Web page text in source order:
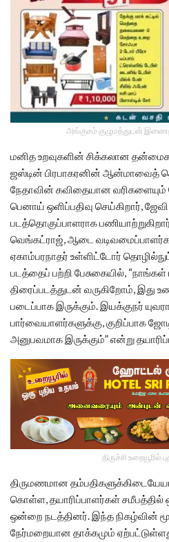
அங்குசம் குழுமத்துடன்
மனித உறவுகளின் சிக்கலான
ஜஸ்டின் பிரபாகரனின் ஆன்மாவைத்
நேதாவின் கவிதையான
பெனாய் ஒளிப்பதிவு செய்கிறார்,
படத்தொகுப்பாளராக
வெங்கட்ராஜ், ஆடை
ஏகாம்பரநாதர் உள்ளிட்டோர்
படத்தைப் பற்றி பேசுகையில்,
திரைப்படத்துடன் வருகிறோம், இது
படைப்பாக இருக்கும். இயக்குநர்
பார்வையாளர்களுக்கு, குறிப்பாக
அனுபவமாக இருக்கும்” என்று
திருச்சி உறையூரில்
திருமணமான
கொள்ள, தயாரிப்பாளர்கள் சமீபத்தில்
ஒன்றை நடத்தினர். இந்த நிகழ்வின்
நேர்மறையான தாக்கமும்